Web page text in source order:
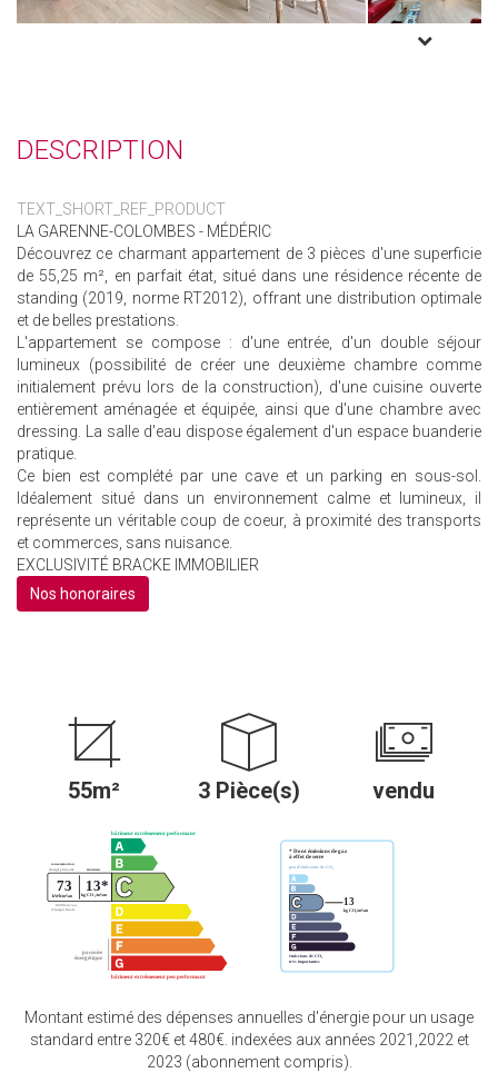
DESCRIPTION
TEXT_SHORT_REF_PRODUCT
LA GARENNE-COLOMBES - MÉDÉRIC
Découvrez ce charmant appartement de 3 pièces d'une superficie
de 55,25 m², en parfait état, situé dans une résidence récente de
standing (2019, norme RT2012), offrant une distribution optimale
et de belles prestations.
L'appartement se compose : d'une entrée, d'un double séjour
lumineux (possibilité de créer une deuxième chambre comme
initialement prévu lors de la construction), d'une cuisine ouverte
entièrement aménagée et équipée, ainsi que d'une chambre avec
dressing. La salle d'eau dispose également d'un espace buanderie
pratique.
Ce bien est complété par une cave et un parking en sous-sol.
Idéalement situé dans un environnement calme et lumineux, il
représente un véritable coup de coeur, à proximité des transports
et commerces, sans nuisance.
EXCLUSIVITÉ BRACKE IMMOBILIER
Nos honoraires
55m² 3 Pièce(s) vendu
Montant estimé des dépenses annuelles d'énergie pour un usage
standard entre 320€ et 480€. indexées aux années 2021,2022 et
2023 (abonnement compris).